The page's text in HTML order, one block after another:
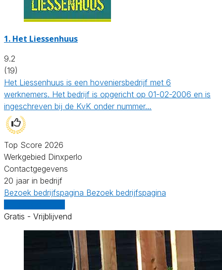
1. Het Liessenhuus
9.2
(19)
Het Liessenhuus is een hoveniersbedrijf met 6
werknemers. Het bedrijf is opgericht op 01-02-2006 en is
ingeschreven bij de KvK onder nummer…
Top Score 2026
Werkgebied Dinxperlo
Contactgegevens
20 jaar in bedrijf
Bezoek bedrijfspagina Bezoek bedrijfspagina
Gratis - Vrijblijvend